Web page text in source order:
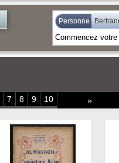
Personne
7 8 9 10 »